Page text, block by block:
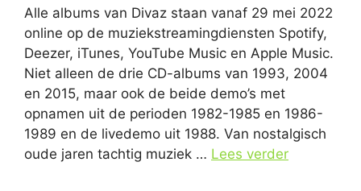
Alle albums van Divaz staan vanaf 29 mei 2022
online op de muziekstreamingdiensten Spotify,
Deezer, iTunes, YouTube Music en Apple Music.
Niet alleen de drie CD-albums van 1993, 2004
en 2015, maar ook de beide demo’s met
opnamen uit de perioden 1982-1985 en 1986-
1989 en de livedemo uit 1988. Van nostalgisch
oude jaren tachtig muziek … Lees verder